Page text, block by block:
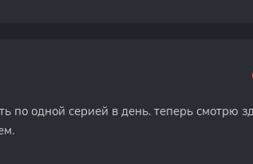
по одной серией в день. теперь смотрю